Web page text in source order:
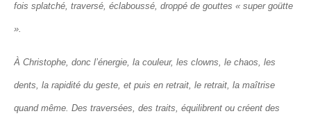
fois splatché, traversé, éclaboussé, droppé de gouttes « super goütte
».
À Christophe, donc l’énergie, la couleur, les clowns, le chaos, les
dents, la rapidité du geste, et puis en retrait, le retrait, la maîtrise
quand même. Des traversées, des traits, équilibrent ou créent des